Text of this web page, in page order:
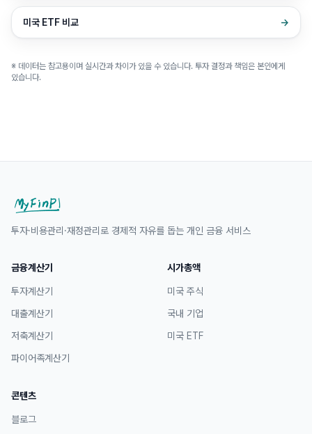
미국 ETF 비교 →
※ 데이터는 참고용이며 실시간과 차이가 있을 수 있습니다. 투자 결정과 책임은 본인에게
있습니다.
투자·비용관리·재정관리로 경제적 자유를 돕는 개인 금융 서비스
금융계산기
투자계산기
대출계산기
저축계산기
파이어족계산기
시가총액
미국 주식
국내 기업
미국 ETF
콘텐츠
블로그